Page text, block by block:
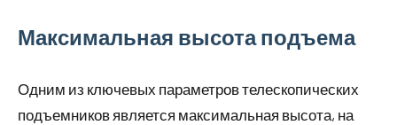
Максимальная высота подъема
Одним из ключевых параметров телескопических
подъемников является максимальная высота, на